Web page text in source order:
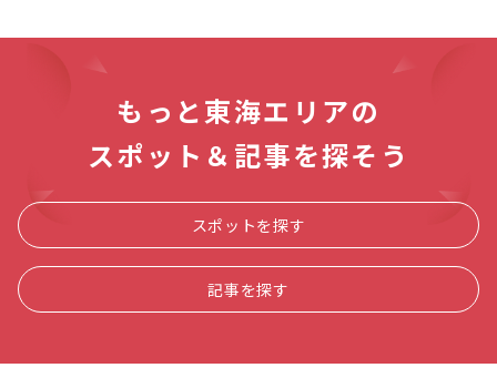
もっと東海エリアの
スポット＆記事を探そう
スポットを探す
記事を探す